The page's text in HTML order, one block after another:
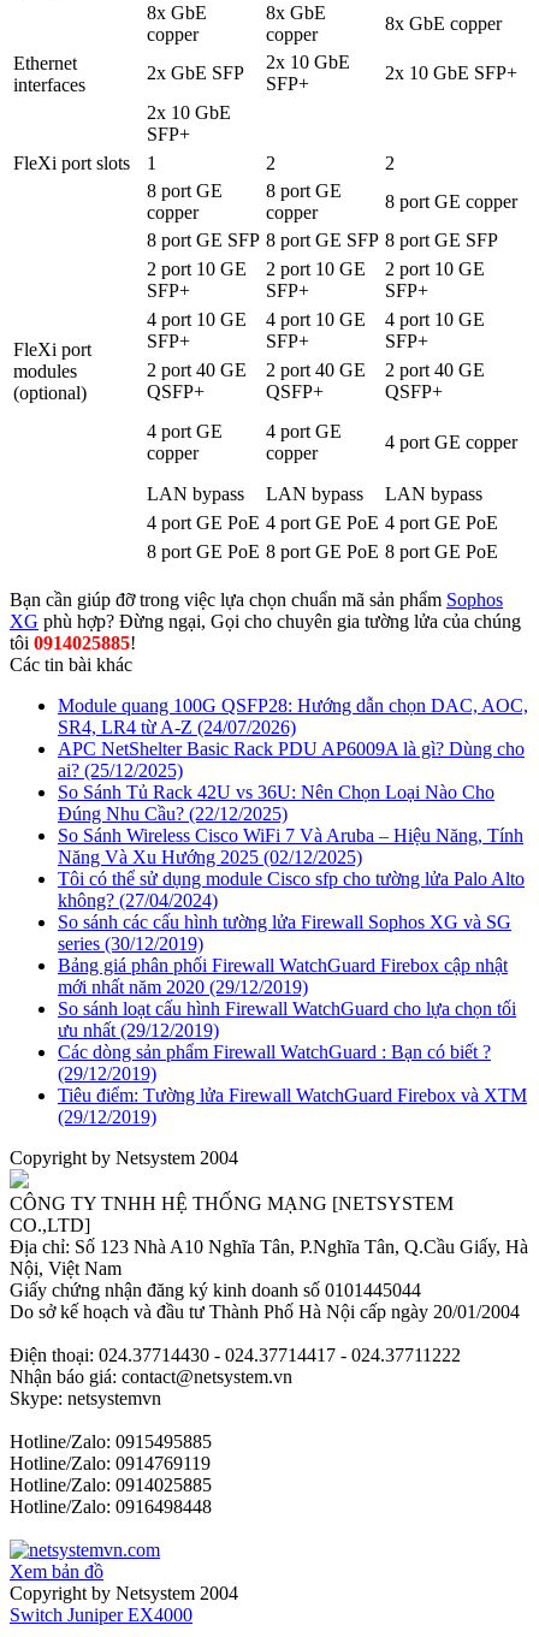
Ethernet
interfaces
8x GbE
copper
8x GbE
copper
8x GbE copper
2x GbE SFP
2x 10 GbE
SFP+
2x 10 GbE SFP+
2x 10 GbE
SFP+
FleXi port slots
1 2 2
FleXi port
modules
(optional)
8 port GE
copper
8 port GE
copper
8 port GE copper
8 port GE SFP 8 port GE SFP 8 port GE SFP
2 port 10 GE
SFP+
2 port 10 GE
SFP+
2 port 10 GE
SFP+
4 port 10 GE
SFP+
4 port 10 GE
SFP+
4 port 10 GE
SFP+
2 port 40 GE
QSFP+
2 port 40 GE
QSFP+
2 port 40 GE
QSFP+
4 port GE
copper
4 port GE
copper
4 port GE copper
LAN bypass LAN bypass
LAN bypass
4 port GE PoE 4 port GE PoE 4 port GE PoE
8 port GE PoE 8 port GE PoE 8 port GE PoE
Bạn cần giúp đỡ trong việc lựa chọn chuẩn mã sản phẩm Sophos
XG phù hợp? Đừng ngại, Gọi cho chuyên gia tường lửa của chúng
tôi 0914025885!
Các tin bài khác
Module quang 100G QSFP28: Hướng dẫn chọn DAC, AOC,
SR4, LR4 từ A-Z (24/07/2026)
APC NetShelter Basic Rack PDU AP6009A là gì? Dùng cho
ai? (25/12/2025)
So Sánh Tủ Rack 42U vs 36U: Nên Chọn Loại Nào Cho
Đúng Nhu Cầu? (22/12/2025)
So Sánh Wireless Cisco WiFi 7 Và Aruba – Hiệu Năng, Tính
Năng Và Xu Hướng 2025 (02/12/2025)
Tôi có thể sử dụng module Cisco sfp cho tường lửa Palo Alto
không? (27/04/2024)
So sánh các cấu hình tường lửa Firewall Sophos XG và SG
series (30/12/2019)
Bảng giá phân phối Firewall WatchGuard Firebox cập nhật
mới nhất năm 2020 (29/12/2019)
So sánh loạt cấu hình Firewall WatchGuard cho lựa chọn tối
ưu nhất (29/12/2019)
Các dòng sản phẩm Firewall WatchGuard : Bạn có biết ?
(29/12/2019)
Tiêu điểm: Tường lửa Firewall WatchGuard Firebox và XTM
(29/12/2019)
Copyright by Netsystem 2004
CÔNG TY TNHH HỆ THỐNG MẠNG [NETSYSTEM
CO.,LTD]
Địa chỉ: Số 123 Nhà A10 Nghĩa Tân, P.Nghĩa Tân, Q.Cầu Giấy, Hà
Nội, Việt Nam
Giấy chứng nhận đăng ký kinh doanh số 0101445044
Do sở kế hoạch và đầu tư Thành Phố Hà Nội cấp ngày 20/01/2004
Điện thoại: 024.37714430 - 024.37714417 - 024.37711222
Nhận báo giá: contact@netsystem.vn
Skype: netsystemvn
Hotline/Zalo: 0915495885
Hotline/Zalo: 0914769119
Hotline/Zalo: 0914025885
Hotline/Zalo: 0916498448
Xem bản đồ
Copyright by Netsystem 2004
Switch Juniper EX4000